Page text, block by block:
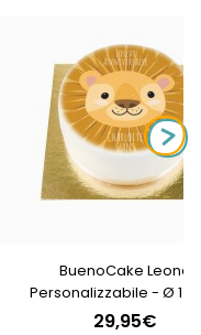
BuenoCake Leone
Personalizzabile - Ø 14
29,95€